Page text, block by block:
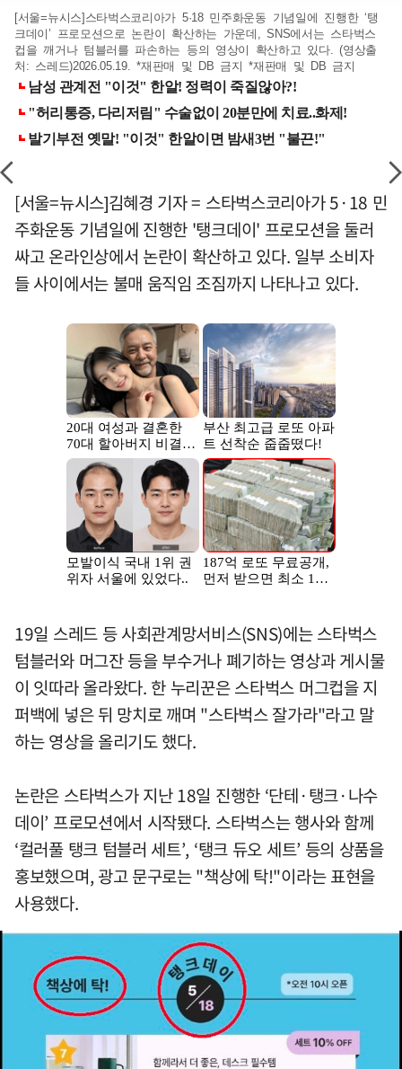
[서울=뉴시스]스타벅스코리아가 5·18 민주화운동 기념일에 진행한 ‘탱
크데이’ 프로모션으로 논란이 확산하는 가운데, SNS에서는 스타벅스
컵을 깨거나 텀블러를 파손하는 등의 영상이 확산하고 있다. (영상출
처: 스레드)2026.05.19. *재판매 및 DB 금지 *재판매 및 DB 금지
[서울=뉴시스]김혜경 기자 = 스타벅스코리아가 5·18 민
주화운동 기념일에 진행한 '탱크데이' 프로모션을 둘러
싸고 온라인상에서 논란이 확산하고 있다. 일부 소비자
들 사이에서는 불매 움직임 조짐까지 나타나고 있다.
19일 스레드 등 사회관계망서비스(SNS)에는 스타벅스
텀블러와 머그잔 등을 부수거나 폐기하는 영상과 게시물
이 잇따라 올라왔다. 한 누리꾼은 스타벅스 머그컵을 지
퍼백에 넣은 뒤 망치로 깨며 "스타벅스 잘가라"라고 말
하는 영상을 올리기도 했다.
논란은 스타벅스가 지난 18일 진행한 ‘단테·탱크·나수
데이’ 프로모션에서 시작됐다. 스타벅스는 행사와 함께
‘컬러풀 탱크 텀블러 세트’, ‘탱크 듀오 세트’ 등의 상품을
홍보했으며, 광고 문구로는 "책상에 탁!"이라는 표현을
사용했다.